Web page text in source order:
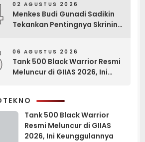
02 AGUSTUS 2026
Menkes Budi Gunadi Sadikin
Tekankan Pentingnya Skrining
06 AGUSTUS 2026
Tank 500 Black Warrior Resmi
Meluncur di GIIAS 2026, Ini
Tank 500 Black Warrior
Resmi Meluncur di GIIAS
2026, Ini Keunggulannya